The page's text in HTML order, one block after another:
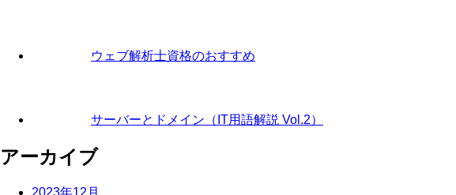
ウェブ解析士資格のおすすめ
サーバーとドメイン（IT用語解説 Vol.2）
アーカイブ